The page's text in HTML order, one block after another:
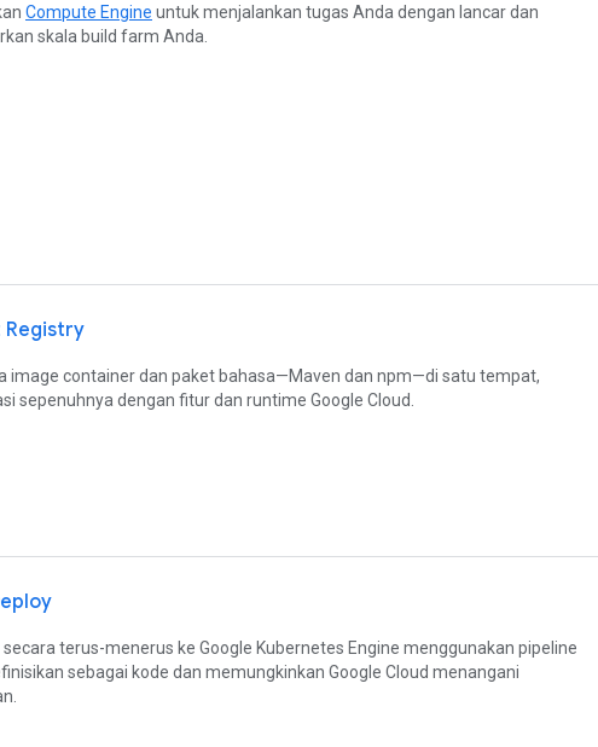
Compute Engine untuk menjalankan tugas Anda dengan lancar dan
skala build farm Anda.
image container dan paket bahasa—Maven dan npm—di satu tempat,
sepenuhnya dengan fitur dan runtime Google Cloud.
terus-menerus ke Google Kubernetes Engine menggunakan pipeline
sebagai kode dan memungkinkan Google Cloud menangani